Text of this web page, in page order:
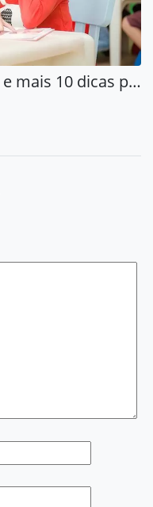
Não dê mesada: veja essa e mais 10 dicas para seu filho virar empresário